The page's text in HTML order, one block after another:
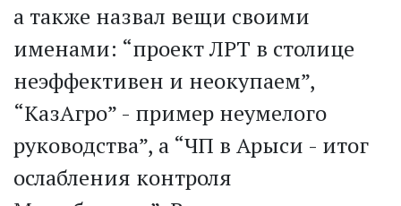
а также назвал вещи своими
именами: “проект ЛРТ в столице
неэффективен и неокупаем”,
“КазАгро” - пример неумелого
руководства”, а “ЧП в Арыси - итог
ослабления контроля